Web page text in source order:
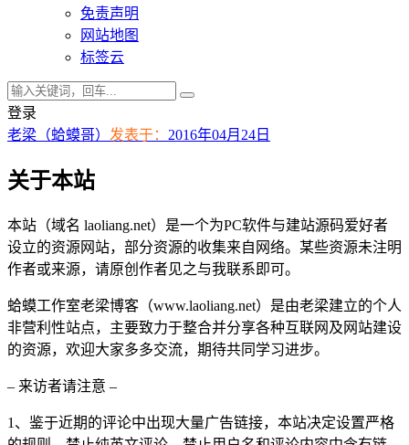
免责声明
网站地图
标签云
登录
老梁（蛤蟆哥） 发表于： 2016年04月24日
关于本站
本站（域名 laoliang.net）是一个为PC软件与建站源码爱好者
设立的资源网站，部分资源的收集来自网络。某些资源未注明
作者或来源，请原创作者见之与我联系即可。
蛤蟆工作室老梁博客（www.laoliang.net）是由老梁建立的个人
非营利性站点，主要致力于整合并分享各种互联网及网站建设
的资源，欢迎大家多多交流，期待共同学习进步。
– 来访者请注意 –
1、鉴于近期的评论中出现大量广告链接，本站决定设置严格